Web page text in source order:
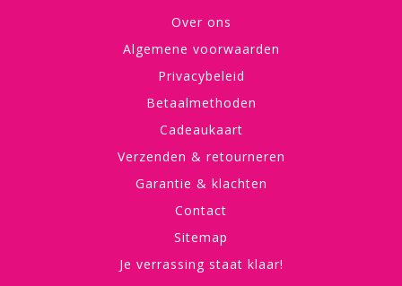
Over ons
Algemene voorwaarden
Privacybeleid
Betaalmethoden
Cadeaukaart
Verzenden & retourneren
Garantie & klachten
Contact
Sitemap
Je verrassing staat klaar!